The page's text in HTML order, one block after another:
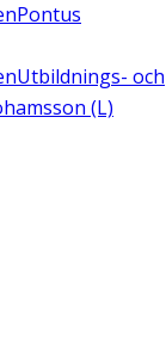
Pontus
Utbildnings- och
(L)